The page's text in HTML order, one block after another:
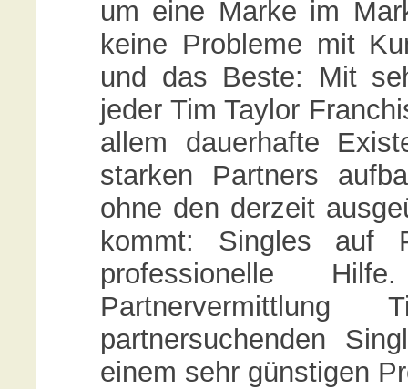
um eine Marke im
keine Probleme mit
und das Beste: Mit
jeder Tim Taylor
allem dauerhafte
starken Partners
ohne den derzeit
kommt: Singles auf
professionelle
partnersuchenden
einem sehr günstigen